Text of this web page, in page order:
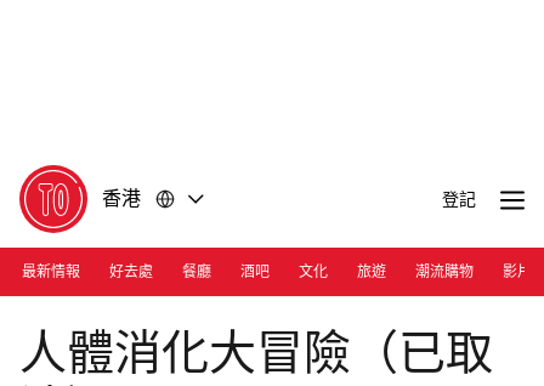
香港 登記
最新情報 好去處 餐廳 酒吧 文化 旅遊 潮流購物 影片
Amazing Digestive Adventure
人體消化大冒險（已取